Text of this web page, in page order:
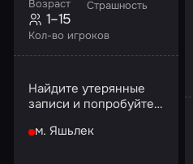
Возраст Страшность
Кол-во игроков
1–15
Найдите утерянные
записи и попробуйте
устройство
м. Яшьлек